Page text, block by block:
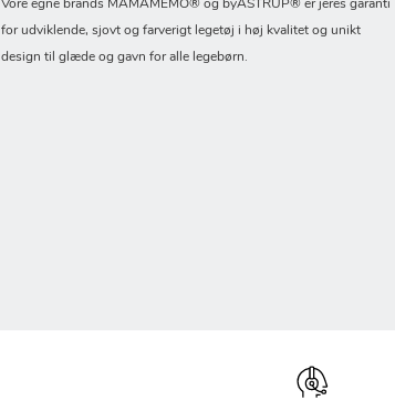
Vore egne brands MAMAMEMO® og byASTRUP® er jeres garanti
for udviklende, sjovt og farverigt legetøj i høj kvalitet og unikt
design til glæde og gavn for alle legebørn.